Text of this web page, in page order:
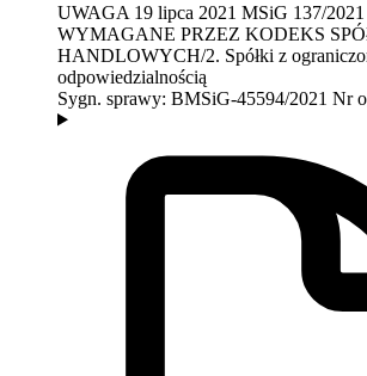
UWAGA 19 lipca 2021 MSiG 137/2021
WYMAGANE PRZEZ KODEKS
HANDLOWYCH/2. Spółki z
odpowiedzialnością
Sygn. sprawy: BMSiG-45594/2021 Nr